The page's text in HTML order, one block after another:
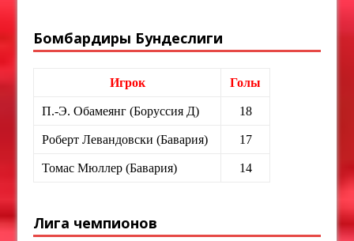
Бомбардиры Бундеслиги
Игрок Голы
П.-Э. Обамеянг (Боруссия Д) 18
Роберт Левандовски (Бавария) 17
Томас Мюллер (Бавария) 14
Лига чемпионов